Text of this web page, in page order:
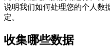
说明我们如何处理您的个人数
定。
收集哪些数据